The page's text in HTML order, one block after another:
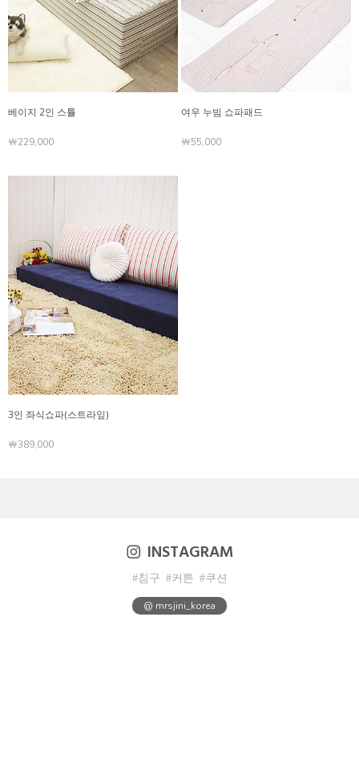
베이지 2인 스튤
￦229,000
여우 누빔 쇼파패드
￦55,000
3인 좌식쇼파(스트라잎)
￦389,000
INSTAGRAM
#침구 #커튼 #쿠션
@ mrsjini_korea